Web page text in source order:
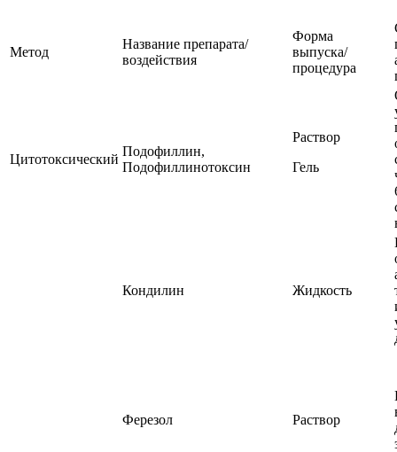
Метод
Название препарата/
воздействия
Форма
выпуска/
процедура
Цитотоксический
Подофиллин,
Подофиллинотоксин
Раствор
Гель
Кондилин Жидкость
Ферезол Раствор